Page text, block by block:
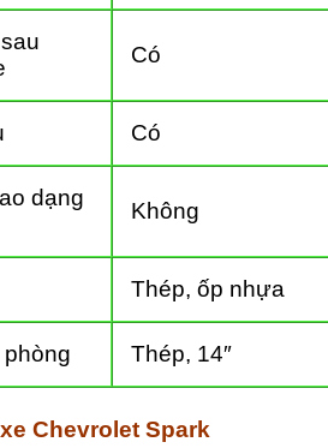
Có
Có
dạng
Không
Thép, ốp nhựa
Thép, 14″
Chevrolet Spark